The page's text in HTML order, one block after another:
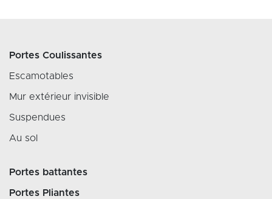
Portes Coulissantes
Escamotables
Mur extérieur invisible
Suspendues
Au sol
Portes battantes
Portes Pliantes